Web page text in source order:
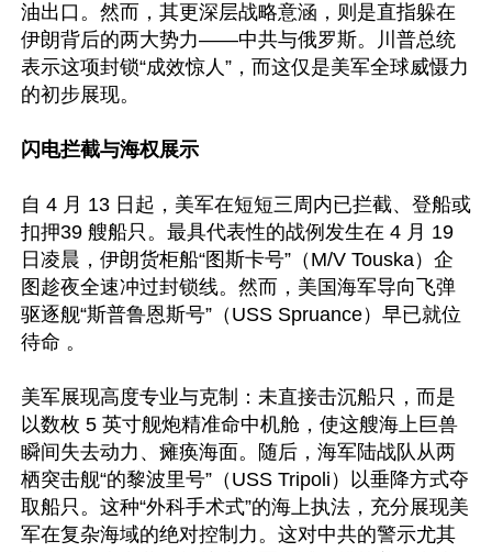
油出口。然而，其更深层战略意涵，则是直指躲在
伊朗背后的两大势力——中共与俄罗斯。川普总统
表示这项封锁“成效惊人”，而这仅是美军全球威慑力
的初步展现。
闪电拦截与海权展示
自 4 月 13 日起，美军在短短三周内已拦截、登船或
扣押39 艘船只。最具代表性的战例发生在 4 月 19
日凌晨，伊朗货柜船“图斯卡号”（M/V Touska）企
图趁夜全速冲过封锁线。然而，美国海军导向飞弹
驱逐舰“斯普鲁恩斯号”（USS Spruance）早已就位
待命 。
美军展现高度专业与克制：未直接击沉船只，而是
以数枚 5 英寸舰炮精准命中机舱，使这艘海上巨兽
瞬间失去动力、瘫痪海面。随后，海军陆战队从两
栖突击舰“的黎波里号”（USS Tripoli）以垂降方式夺
取船只。这种“外科手术式”的海上执法，充分展现美
军在复杂海域的绝对控制力。这对中共的警示尤其